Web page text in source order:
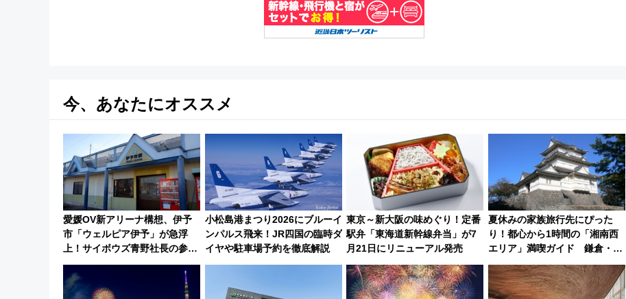
今、あなたにオススメ
愛媛OV新アリーナ構想、伊予
市「ウェルピア伊予」が急浮
上！サイボウズ青野社長の参加
表明で探る鉄道アクセスの未来
小松島港まつり2026にブルーイ
ンパルス飛来！JR四国の臨時ダ
イヤや駐車場予約を徹底解説
東京～新大阪の味めぐり！定番
駅弁「東海道新幹線弁当」が7
月21日にリニューアル発売
夏休みの家族旅行先にぴった
り！都心から1時間の「湘南西
エリア」満喫ガイド 鎌倉・江
の島とは異なる魅力を持つ今夏
の注目スポット